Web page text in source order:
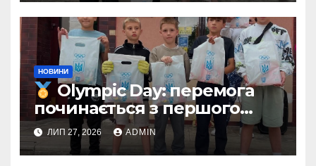
НОВИНИ
Olympic Day: перемога
починається з першого
кроку
ЛИП 27, 2026 ADMIN